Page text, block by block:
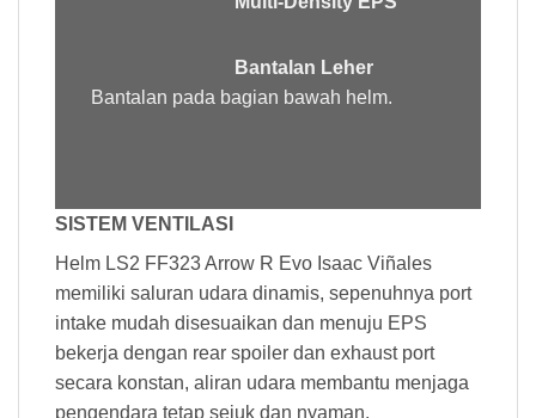
Bantalan Leher
Bantalan pada bagian bawah helm.
SISTEM VENTILASI
Helm LS2 FF323 Arrow R Evo Isaac Viñales
memiliki saluran udara dinamis, sepenuhnya port
intake mudah disesuaikan dan menuju EPS
bekerja dengan rear spoiler dan exhaust port
secara konstan, aliran udara membantu menjaga
pengendara tetap sejuk dan nyaman.